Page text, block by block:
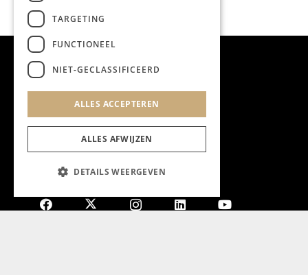
TARGETING
FUNCTIONEEL
NIET-GECLASSIFICEERD
ALLES ACCEPTEREN
ALLES AFWIJZEN
DETAILS WEERGEVEN